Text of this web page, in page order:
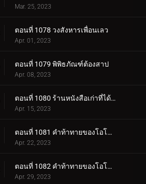
Mar. 25, 2023
ตอนที่ 1078 วงสังหารเพื่อนเลว
Apr. 01, 2023
ตอนที่ 1079 พิพิธภัณฑ์ต้องสาป
Apr. 08, 2023
ตอนที่ 1080 ร้านหนังสือเก่าที่ได้ยินเสียงหวูดรถไฟ 3
Apr. 15, 2023
ตอนที่ 1081 คำท้าทายของโอโอกะ โมมิจิ (ตอนแรก)
Apr. 22, 2023
ตอนที่ 1082 คำท้าทายของโอโอกะ โมมิจิ (ตอนจบ)
Apr. 29, 2023